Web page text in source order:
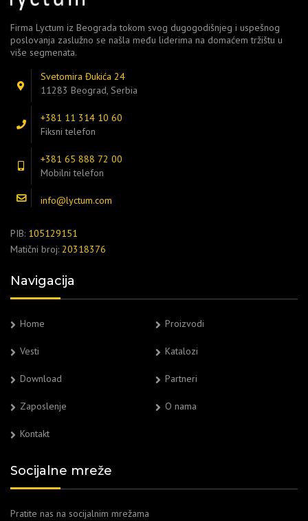
Firma Lyctum iz Beograda tokom svog dugogodišnjeg i uspešnog
poslovanja zaslužno se našla među liderima na domaćem tržištu u
više segmenata.
Svetomira Đukića 24
11283 Beograd, Serbia
+381 11 314 10 60
Fiksni telefon
+381 65 888 72 00
Mobilni telefon
info@lyctum.com
PIB: 105129151
Matični broj: 20318376
Navigacija
Home Proizvodi
Vesti Katalozi
Download Partneri
Zaposlenje O nama
Kontakt
Socijalne mreže
Pratite nas na socijalnim mrežama